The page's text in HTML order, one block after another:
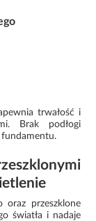
trwałość i
Brak podłogi
fundamentu.
przeszklone
światła i nadaje